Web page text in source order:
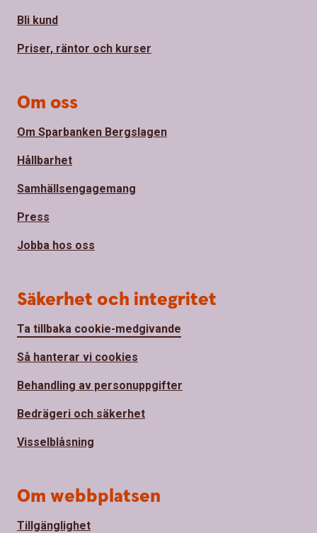
Bli kund
Priser, räntor och kurser
Om oss
Om Sparbanken Bergslagen
Hållbarhet
Samhällsengagemang
Press
Jobba hos oss
Säkerhet och integritet
Ta tillbaka cookie-medgivande
Så hanterar vi cookies
Behandling av personuppgifter
Bedrägeri och säkerhet
Visselblåsning
Om webbplatsen
Tillgänglighet